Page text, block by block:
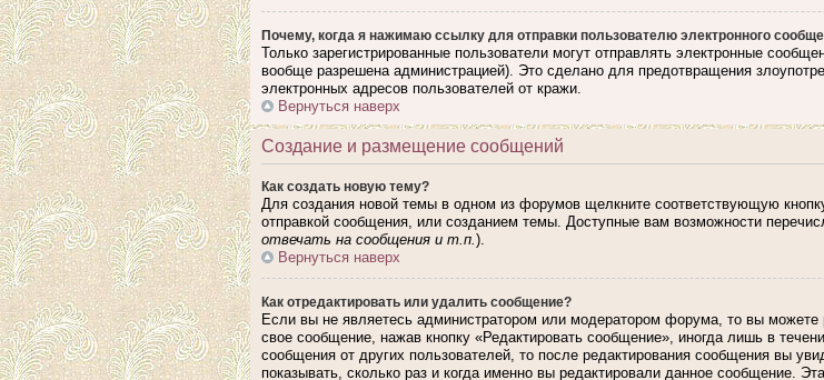
Почему, когда я нажимаю ссылку для отправки пользователю электронного
Только зарегистрированные пользователи могут отправлять электронные
вообще разрешена администрацией). Это сделано для предотвращения
электронных адресов пользователей от кражи.
Вернуться наверх
Создание и размещение сообщений
Как создать новую тему?
Для создания новой темы в одном из форумов щелкните соответствующую
отправкой сообщения, или созданием темы. Доступные вам возможности
отвечать на сообщения и т.п.).
Вернуться наверх
Как отредактировать или удалить сообщение?
Если вы не являетесь администратором или модератором форума, то вы
свое сообщение, нажав кнопку «Редактировать сообщение», иногда лишь в
сообщения от других пользователей, то после редактирования сообщения вы
показывать, сколько раз и когда именно вы редактировали данное сообщение.